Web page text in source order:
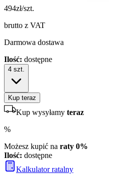
494zł/szt.
brutto z VAT
Darmowa dostawa
Ilość: dostępne
4 szt.
Kup teraz
Kup wysyłamy teraz
%
Możesz kupić na raty 0%
Ilość: dostępne
Kalkulator ratalny